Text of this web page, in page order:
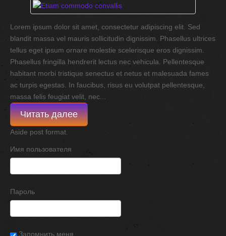
Lorem ipsum dolor sit amet, consectetur adipiscing elit. Sed
blandit massa vel mauris sollicitudin dignissim. Phasellus ultrices
tellus eget ipsum ornare molestie scelerisque eros dignissim.
Phasellus fringilla hendrerit lectus nec vehicula. Pellentesque
habitant morbi tristique senectus et netus et malesuada fames
ac turpis egestas. In faucibus, risus eu volutpat pellentesque,
massa felis feugiat velit, nec...
Читать далее
Aside post format.
Имя пользователя
Пароль
Запомнить меня